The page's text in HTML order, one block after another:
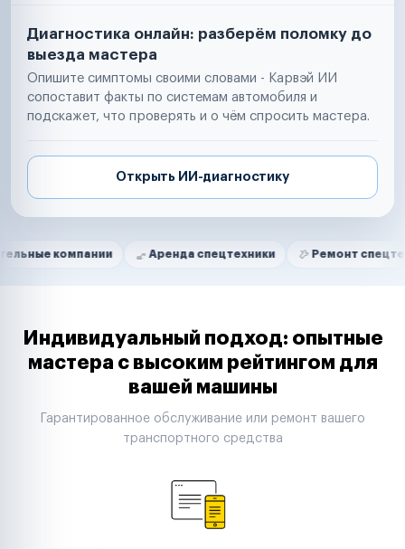
Диагностика онлайн: разберём поломку до
выезда мастера
Опишите симптомы своими словами - Карвэй ИИ
сопоставит факты по системам автомобиля и
подскажет, что проверять и о чём спросить мастера.
Открыть ИИ-диагностику
Нам доверяют
Аренда спецтехники Ремонт спецтехники
Маркетплейсы
Таксопарки
Автодилеры
Строительные компании
Аренда спецтехники
Индивидуальный подход: опытные
мастера с высоким рейтингом для
вашей машины
Гарантированное обслуживание или ремонт вашего
транспортного средства